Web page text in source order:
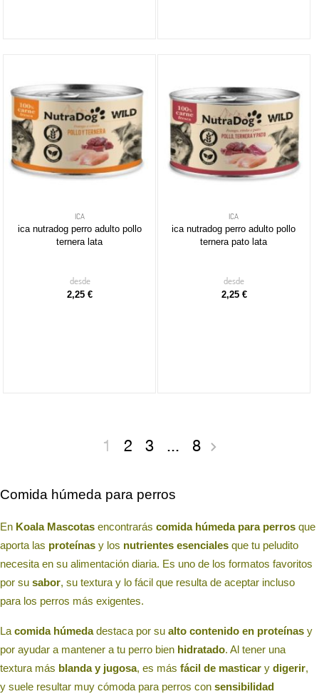
ICA
ica nutradog perro adulto pollo
ternera lata
desde
2,25 €
ICA
ica nutradog perro adulto pollo
ternera pato lata
desde
2,25 €
1 2 3 ... 8
Comida húmeda para perros
En Koala Mascotas encontrarás comida húmeda para perros que
aporta las proteínas y los nutrientes esenciales que tu peludito
necesita en su alimentación diaria. Es uno de los formatos favoritos
por su sabor, su textura y lo fácil que resulta de aceptar incluso
para los perros más exigentes.
La comida húmedadestaca por su alto contenido en proteínas y
por ayudar a mantener a tu perro bien hidratado. Al tener una
textura más blanda y jugosa, es más fácil de masticar y digerir,
y suele resultar muy cómoda para perros con sensibilidad